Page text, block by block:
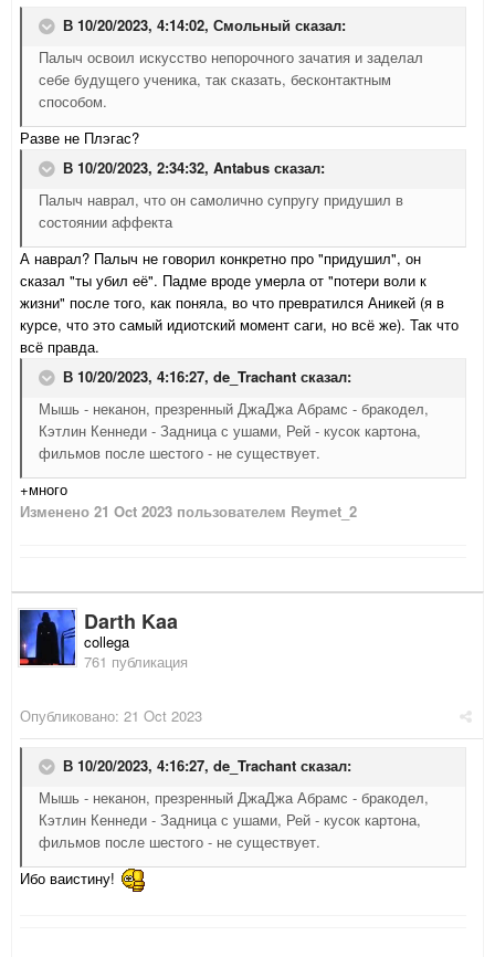
В 10/20/2023, 4:14:02, Смольный сказал:
Палыч освоил искусство непорочного зачатия и заделал
себе будущего ученика, так сказать, бесконтактным
способом.
Разве не Плэгас?
В 10/20/2023, 2:34:32, Antabus сказал:
Палыч наврал, что он самолично супругу придушил в
состоянии аффекта
А наврал? Палыч не говорил конкретно про "придушил", он
сказал "ты убил её". Падме вроде умерла от "потери воли к
жизни" после того, как поняла, во что превратился Аникей (я в
курсе, что это самый идиотский момент саги, но всё же). Так что
всё правда.
В 10/20/2023, 4:16:27, de_Trachant сказал:
Мышь - неканон, презренный ДжаДжа Абрамс - бракодел,
Кэтлин Кеннеди - Задница с ушами, Рей - кусок картона,
фильмов после шестого - не существует.
+много
Изменено 21 Oct 2023 пользователем Reymet_2
Darth Kaa
collega
761 публикация
Опубликовано: 21 Oct 2023
В 10/20/2023, 4:16:27, de_Trachant сказал:
Мышь - неканон, презренный ДжаДжа Абрамс - бракодел,
Кэтлин Кеннеди - Задница с ушами, Рей - кусок картона,
фильмов после шестого - не существует.
Ибо ваистину!